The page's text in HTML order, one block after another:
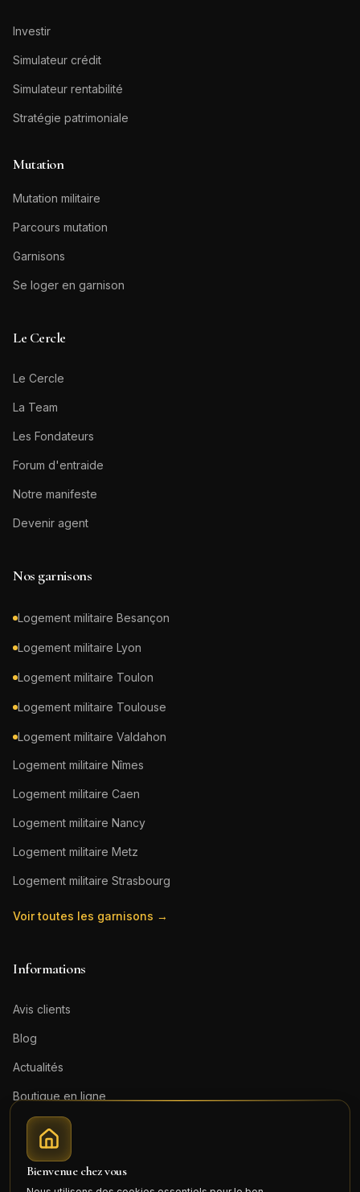
Investir
Simulateur crédit
Simulateur rentabilité
Stratégie patrimoniale
Mutation
Mutation militaire
Parcours mutation
Garnisons
Se loger en garnison
Le Cercle
Le Cercle
La Team
Les Fondateurs
Forum d'entraide
Notre manifeste
Devenir agent
Nos garnisons
Logement militaire Besançon
Logement militaire Lyon
Logement militaire Toulon
Logement militaire Toulouse
Logement militaire Valdahon
Logement militaire Nîmes
Logement militaire Caen
Logement militaire Nancy
Logement militaire Metz
Logement militaire Strasbourg
Voir toutes les garnisons →
Informations
Avis clients
Blog
Actualités
Boutique en ligne
Contact
Mentions légales
Bienvenue chez vous